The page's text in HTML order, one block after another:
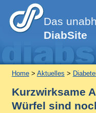
Das
DiabSite
Home> Aktuelles >
Kurzwirksame
Würfel sind